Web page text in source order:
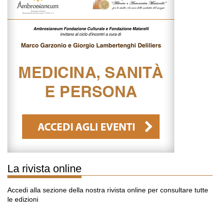
La rivista online
Accedi alla sezione della nostra rivista online per consultare tutte
le edizioni